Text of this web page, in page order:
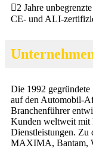
2 Jahre
CE- und ALI-
Die 1992
auf den Automobil-
Branchenführer
Kunden weltweit mit
Dienstleistungen. Zu
MAXIMA, Bantam,